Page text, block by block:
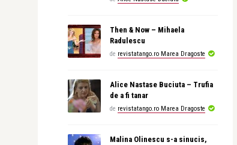
Then & Now – Mihaela
Radulescu
de revistatango.ro Marea Dragoste
Alice Nastase Buciuta – Trufia
de a fi tanar
de revistatango.ro Marea Dragoste
Malina Olinescu s-a sinucis,